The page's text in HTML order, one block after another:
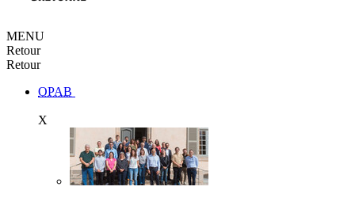
MENU
Retour
Retour
OPAB
X